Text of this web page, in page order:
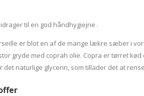
til en god håndhygiejne .
er blot en af de mange lækre sæber i
gryde med coprah olie. Copra er tørret
naturlige glycerin, som tillader det at